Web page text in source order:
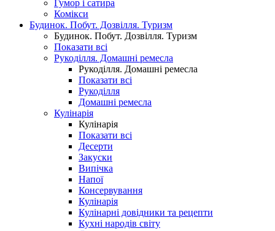
Гумор і сатира
Комікси
Будинок. Побут. Дозвілля. Туризм
Будинок. Побут. Дозвілля. Туризм
Показати всі
Рукоділля. Домашні ремесла
Рукоділля. Домашні ремесла
Показати всі
Рукоділля
Домашні ремесла
Кулінарія
Кулінарія
Показати всі
Десерти
Закуски
Випічка
Напої
Консервування
Кулінарія
Кулінарні довідники та рецепти
Кухні народів світу